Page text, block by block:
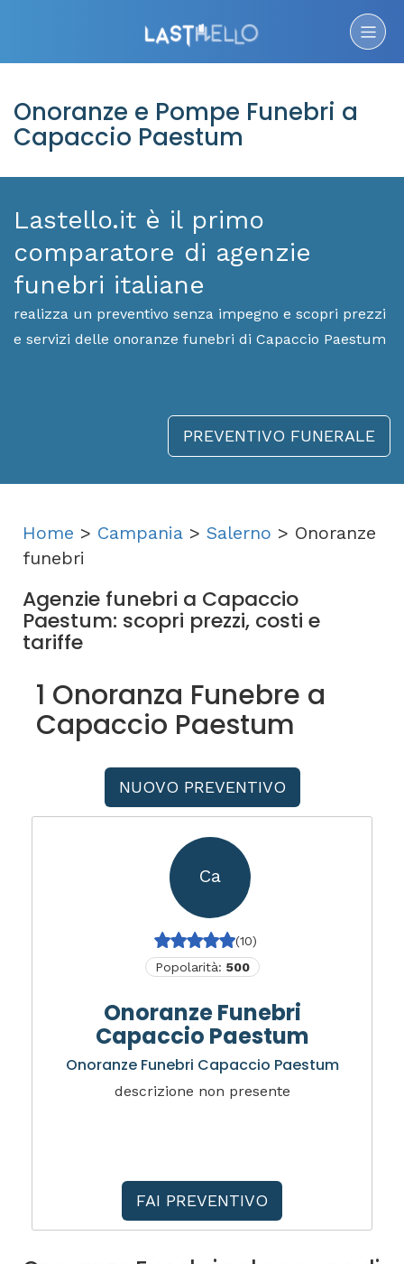
Onoranze e Pompe Funebri a
Capaccio Paestum
Lastello.it è il primo
comparatore di agenzie
funebri italiane
realizza un preventivo senza impegno e scopri prezzi
e servizi delle onoranze funebri di Capaccio Paestum
PREVENTIVO FUNERALE
Home > Campania > Salerno > Onoranze
funebri
Agenzie funebri a Capaccio
Paestum: scopri prezzi, costi e
tariffe
1 Onoranza Funebre a
Capaccio Paestum
NUOVO PREVENTIVO
Ca
(10)
Popolarità: 500
Onoranze Funebri
Capaccio Paestum
Onoranze Funebri Capaccio Paestum
descrizione non presente
FAI PREVENTIVO